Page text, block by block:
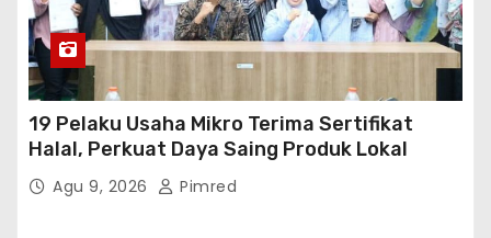
19 Pelaku Usaha Mikro Terima Sertifikat
Halal, Perkuat Daya Saing Produk Lokal
Agu 9, 2026 Pimred